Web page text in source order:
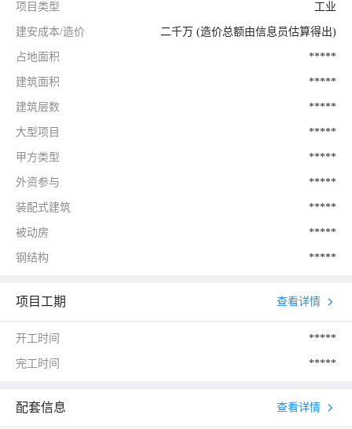
项目类型 工业
建安成本/造价 二千万 (造价总额由信息员估算得出)
占地面积 *****
建筑面积 *****
建筑层数 *****
大型项目 *****
甲方类型 *****
外资参与 *****
装配式建筑 *****
被动房 *****
钢结构 *****
项目工期 查看详情
开工时间 *****
完工时间 *****
配套信息 查看详情